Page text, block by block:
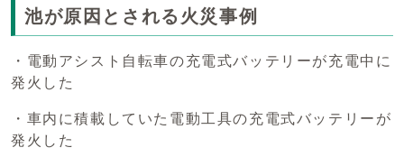
池が原因とされる火災事例
・電動アシスト自転車の充電式バッテリーが充電中に
発火した
・車内に積載していた電動工具の充電式バッテリーが
発火した